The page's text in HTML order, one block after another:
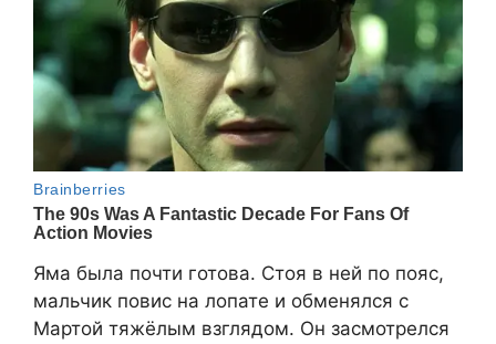
Яма была почти готова. Стоя в ней по пояс,
мальчик повис на лопате и обменялся с
Мартой тяжёлым взглядом. Он засмотрелся